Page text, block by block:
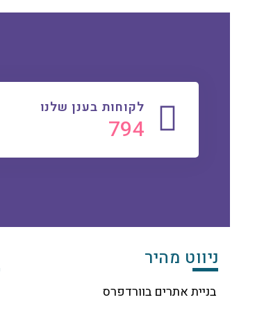
לקוחות בענן שלנו
837
ניווט מהיר
בניית אתרים בוורדפרס